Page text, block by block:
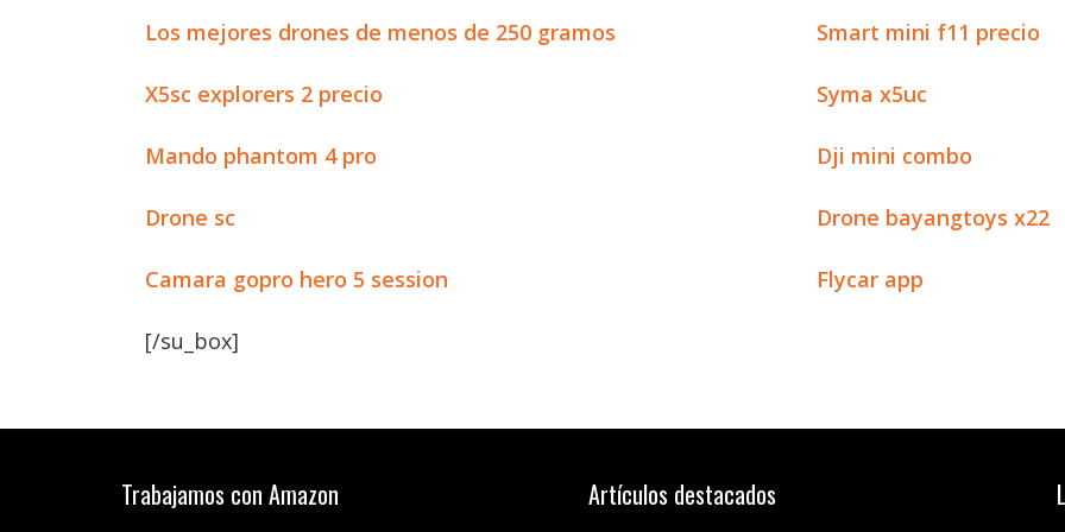
Los mejores drones de menos de 250 gramos Smart mini f11 precio
X5sc explorers 2 precio Syma x5uc
Mando phantom 4 pro Dji mini combo
Drone sc Drone bayangtoys x22
Camara gopro hero 5 session Flycar app
[/su_box]
Trabajamos con Amazon Artículos destacados